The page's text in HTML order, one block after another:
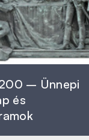
– Ünnepi
és